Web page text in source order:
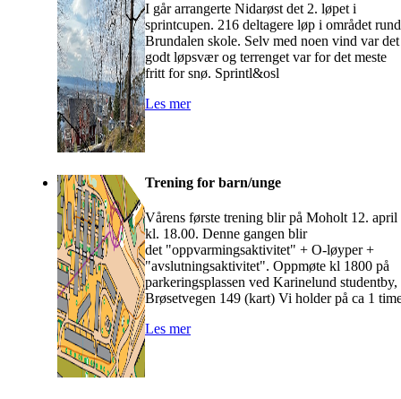
I går arrangerte Nidarøst det 2. løpet i
sprintcupen. 216 deltagere løp i området
Brundalen skole. Selv med noen vind var det
godt løpsvær og terrenget var for det meste
fritt for snø. Sprintl&osl
Les mer
Trening for barn/unge
Vårens første trening blir på Moholt 12. april
kl. 18.00. Denne gangen blir
det "oppvarmingsaktivitet" + O-løyper +
"avslutningsaktivitet". Oppmøte kl 1800 på
parkeringsplassen ved Karinelund studentby,
Brøsetvegen 149 (kart) Vi holder på ca 1
Les mer